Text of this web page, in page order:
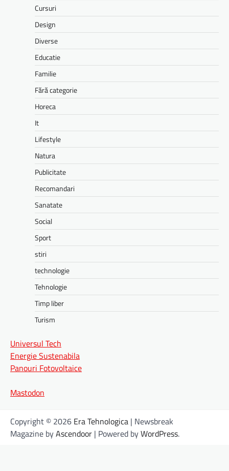
Cursuri
Design
Diverse
Educatie
Familie
Fără categorie
Horeca
It
Lifestyle
Natura
Publicitate
Recomandari
Sanatate
Social
Sport
stiri
technologie
Tehnologie
Timp liber
Turism
Universul Tech
Energie Sustenabila
Panouri Fotovoltaice
Mastodon
Copyright © 2026 Era Tehnologica | Newsbreak
Magazine byAscendoor | Powered byWordPress.